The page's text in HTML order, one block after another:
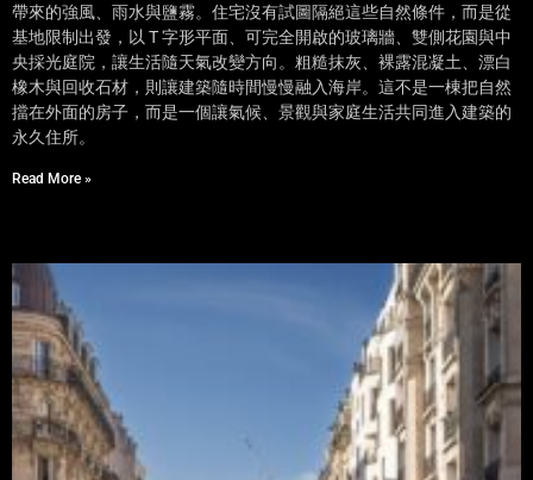
帶來的強風、雨水與鹽霧。住宅沒有試圖隔絕這些自然條件，而是從
基地限制出發，以 T 字形平面、可完全開啟的玻璃牆、雙側花園與中
央採光庭院，讓生活隨天氣改變方向。粗糙抹灰、裸露混凝土、漂白
橡木與回收石材，則讓建築隨時間慢慢融入海岸。這不是一棟把自然
擋在外面的房子，而是一個讓氣候、景觀與家庭生活共同進入建築的
永久住所。
Read More »